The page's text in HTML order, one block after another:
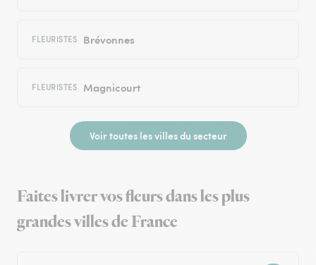
FLEURISTES Brévonnes
FLEURISTES Magnicourt
Voir toutes les villes du secteur
Faites livrer vos fleurs dans les plus
grandes villes de France